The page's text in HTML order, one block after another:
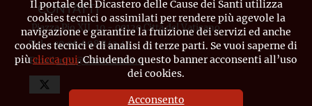
CONTATTI
Piazza Pio XII, 10 - 00120 Città del Vaticano
Tel. +39.06.698.842.44
Emailinfo@causesanti.va
Il portale del Dicastero delle Cause dei Santi utilizza
cookies tecnici o assimilati per rendere più agevole la
navigazione e garantire la fruizione dei servizi ed anche
cookies tecnici e di analisi di terze parti. Se vuoi saperne di
piùclicca qui. Chiudendo questo banner acconsenti all’uso
dei cookies.
Acconsento